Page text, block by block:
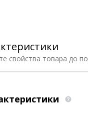
свойства товара до